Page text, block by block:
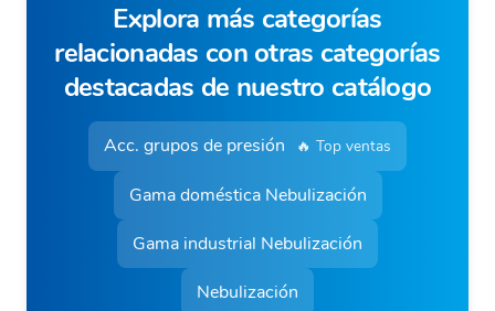
Explora más categorías
relacionadas con otras categorías
destacadas de nuestro catálogo
Acc. grupos de presión 🔥 Top ventas
Gama doméstica Nebulización
Gama industrial Nebulización
Nebulización